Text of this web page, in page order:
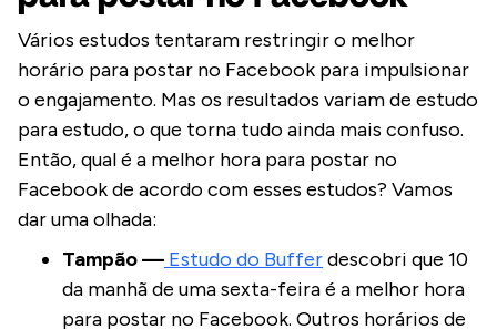
Vários estudos tentaram restringir o melhor
horário para postar no Facebook para impulsionar
o engajamento. Mas os resultados variam de estudo
para estudo, o que torna tudo ainda mais confuso.
Então, qual é a melhor hora para postar no
Facebook de acordo com esses estudos? Vamos
dar uma olhada:
Tampão — Estudo do Bufferdescobri que 10
da manhã de uma sexta-feira é a melhor hora
para postar no Facebook. Outros horários de